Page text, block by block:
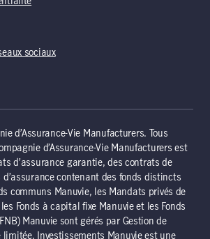
sociaux
d’Assurance-Vie Manufacturers. Tous
d’Assurance-Vie Manufacturers est
d’assurance garantie, des contrats de
contenant des fonds distincts
communs Manuvie, les Mandats privés de
Fonds à capital fixe Manuvie et les Fonds
Manuvie sont gérés par Gestion de
limitée. Investissements Manuvie est une